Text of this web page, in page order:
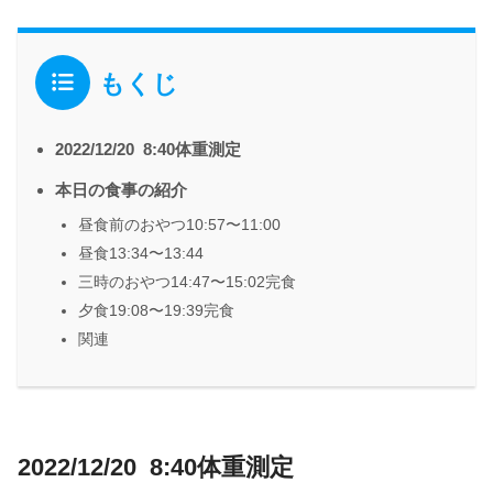
もくじ
2022/12/20 8:40体重測定
本日の食事の紹介
昼食前のおやつ10:57〜11:00
昼食13:34〜13:44
三時のおやつ14:47〜15:02完食
夕食19:08〜19:39完食
関連
2022/12/20 8:40体重測定